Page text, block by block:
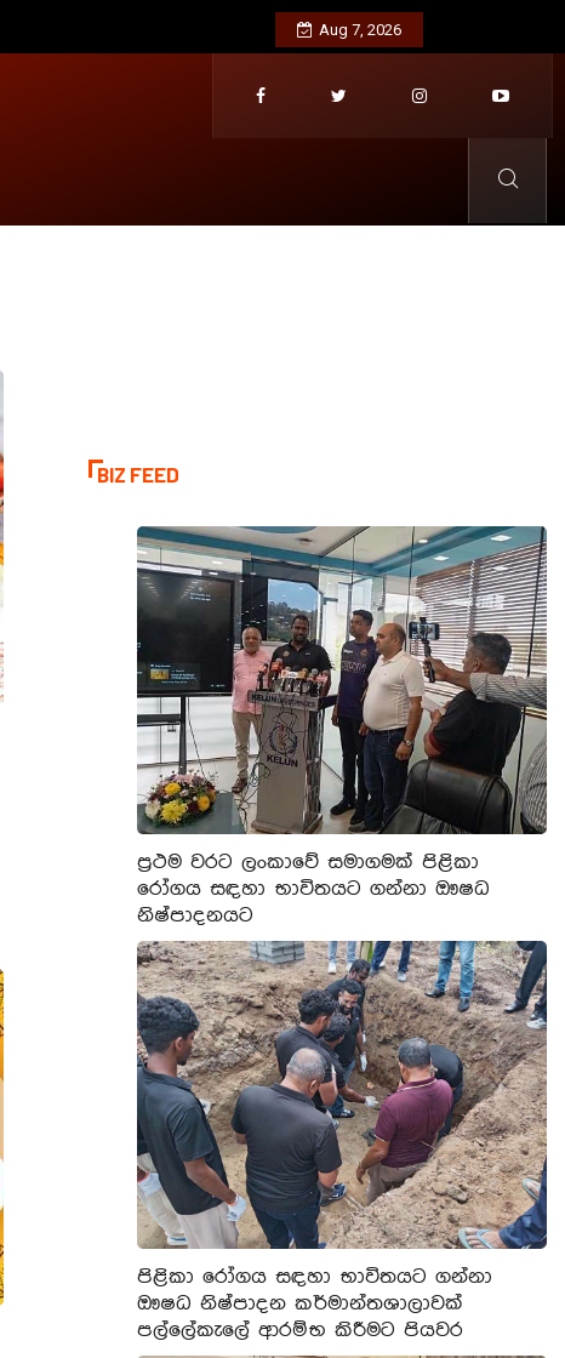
අනුන්ට උදව් කරන අය වැඩි කාලයක්
Aug 7, 2026
BIZ FEED
ප්‍රථම වරට ලංකාවේ සමාගමක් පිළිකා
රෝගය සඳහා භාවිතයට ගන්නා ඖෂධ
නිෂ්පාදනයට
පිළිකා රෝගය සඳහා භාවිතයට ගන්නා
ඖෂධ නිෂ්පාදන කර්මාන්තශාලාවක්
පල්ලේකැලේ ආරම්භ කිරීමට පියවර